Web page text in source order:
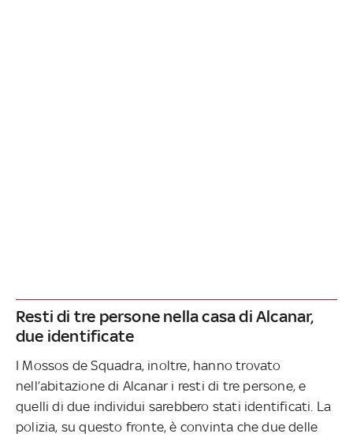
Resti di tre persone nella casa di Alcanar,
due identificate
I Mossos de Squadra, inoltre, hanno trovato
nell’abitazione di Alcanar i resti di tre persone, e
quelli di due individui sarebbero stati identificati. La
polizia, su questo fronte, è convinta che due delle